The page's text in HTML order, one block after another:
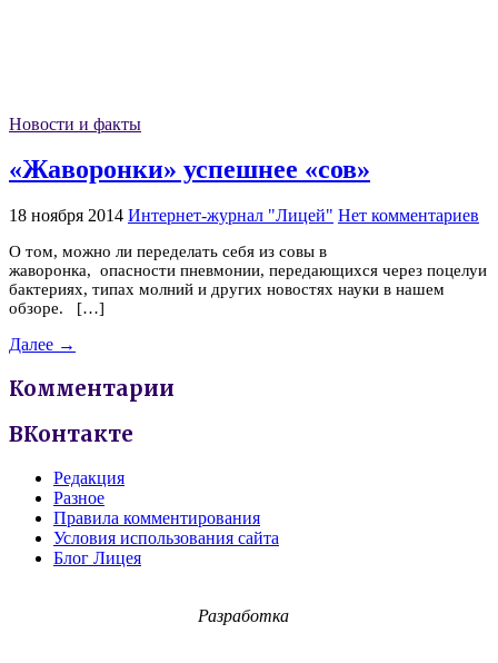
Новости и факты
«Жаворонки» успешнее «сов»
18 ноября 2014 Интернет-журнал "Лицей" Нет комментариев
О том, можно ли переделать себя из совы в
жаворонка, опасности пневмонии, передающихся через поцелуи
бактериях, типах молний и других новостях науки в нашем
обзоре. […]
Далее →
Комментарии
ВКонтакте
Редакция
Разное
Правила комментирования
Условия использования сайта
Блог Лицея
Разработка